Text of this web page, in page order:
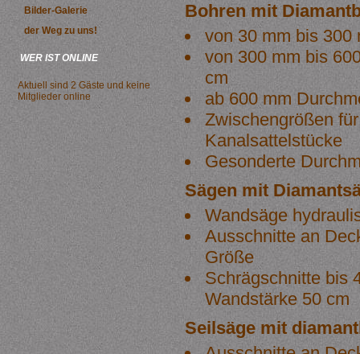
Bilder-Galerie
der Weg zu uns!
WER IST ONLINE
Aktuell sind 2 Gäste und keine
Mitglieder online
Bohren mit
von 30 mm bis 300
von 300 mm bis
cm
ab 600 mm
Zwischengrößen
Kanalsattelstücke
Gesonderte
Sägen mit
Wandsäge
Ausschnitte an
Größe
Schrägschnitte bis
Wandstärke 50 cm
Seilsäge mit